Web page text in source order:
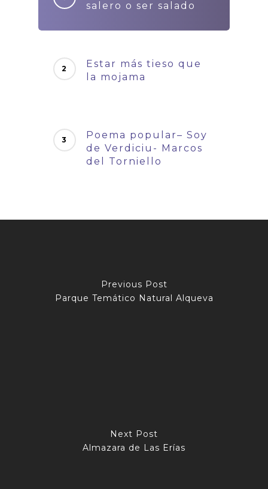
salero o ser salado
Estar más tieso que
la mojama
Poema popular– Soy
de Verdiciu- Marcos
del Torniello
Previous Post
Parque Temático Natural Alqueva
Next Post
Almazara de Las Erías